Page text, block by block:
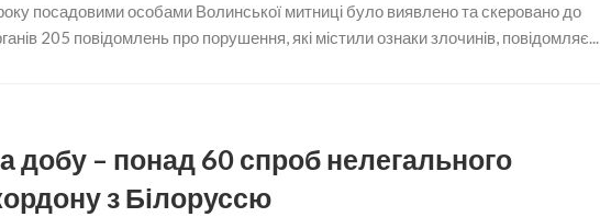
посадовими особами Волинської митниці було виявлено та скеровано до
205 повідомлень про порушення, які містили ознаки злочинів, повідомляє...
добу – понад 60 спроб нелегального
з Білоруссю